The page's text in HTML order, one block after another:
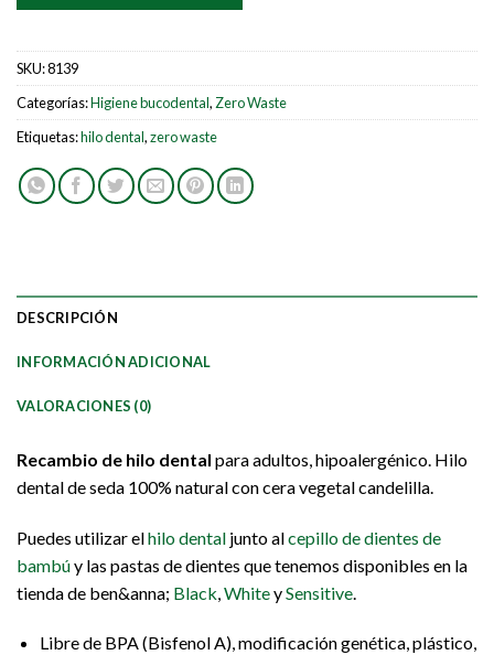
SKU:8139
Categorías:Higiene bucodental, Zero Waste
Etiquetas:hilo dental,zero waste
DESCRIPCIÓN
INFORMACIÓN ADICIONAL
VALORACIONES (0)
Recambio de hilo dental para adultos, hipoalergénico. Hilo
dental de seda 100% natural con cera vegetal candelilla.
Puedes utilizar elhilo dental junto alcepillo de dientes de
bambúy las pastas de dientes que tenemos disponibles en la
tienda de ben&anna; Black WhiteySensitive
Libre de BPA (Bisfenol A), modificación genética, plástico,